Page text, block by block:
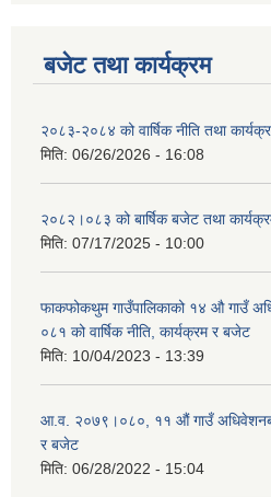
बजेट तथा कार्यक्रम
२०८३-२०८४ को वार्षिक नीति तथा
मिति: 06/26/2026 - 16:08
२०८२।०८३ को बार्षिक बजेट तथा
मिति: 07/17/2025 - 10:00
फाकफोकथुम गाउँपालिकाको १४ औ गाउँ
०८१ को वार्षिक नीति, कार्यक्रम र बजेट
मिति: 10/04/2023 - 13:39
आ.व. २०७९।०८०, ११ औं गाउँ अधिवेशनबाट
र बजेट
मिति: 06/28/2022 - 15:04